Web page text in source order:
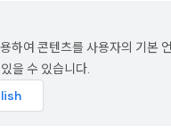
하여 콘텐츠를 사용자의 기본
을 수 있습니다.